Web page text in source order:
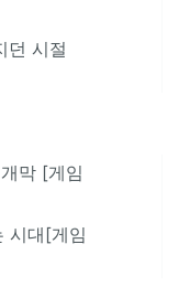
던 시절
막 [게임
시대[게임